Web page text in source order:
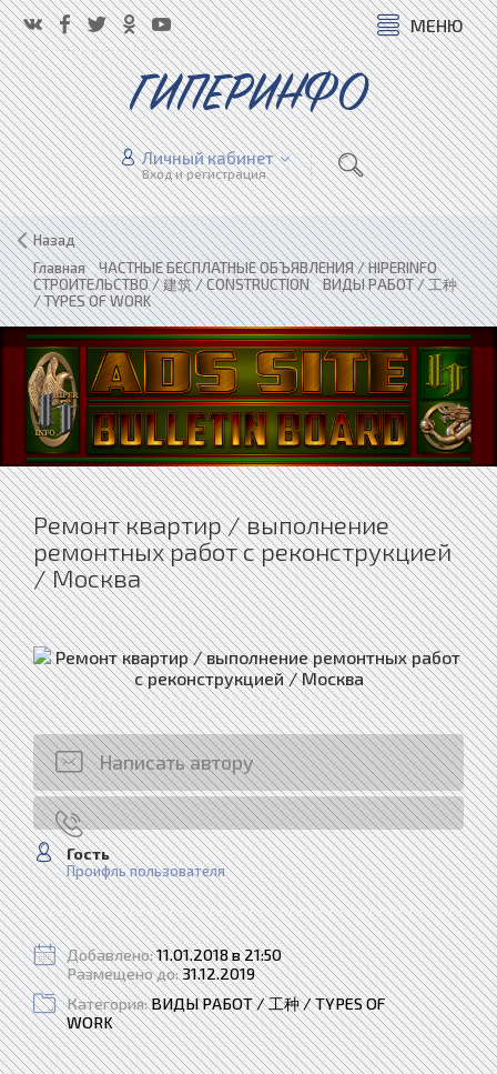
МЕНЮ
ГИПЕРИНФО
Личный кабинет
Вход и регистрация
Назад
Главная»ЧАСТНЫЕ БЕСПЛАТНЫЕ ОБЪЯВЛЕНИЯ / HIPERINFO»
СТРОИТЕЛЬСТВО / 建筑 / CONSTRUCTION»ВИДЫ РАБОТ / 工种
/ TYPES OF WORK
Ремонт квартир / выполнение
ремонтных работ с реконструкцией
/ Москва
Написать автору
Гость
Проифль пользователя
Добавлено:11.01.2018 в 21:50
Размещено до:31.12.2019
Категория:ВИДЫ РАБОТ / 工种 / TYPES OF
WORK